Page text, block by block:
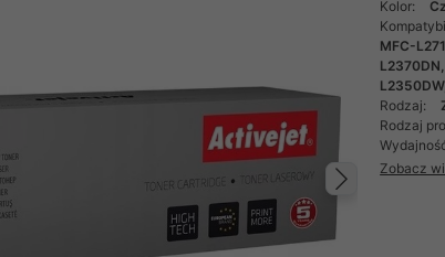
Kolor:
MFC-
Rodzaj:
Rodzaj
Zobacz